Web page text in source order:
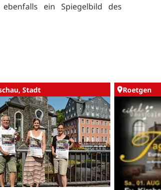
ein Spiegelbild des
Stadt Roetgen